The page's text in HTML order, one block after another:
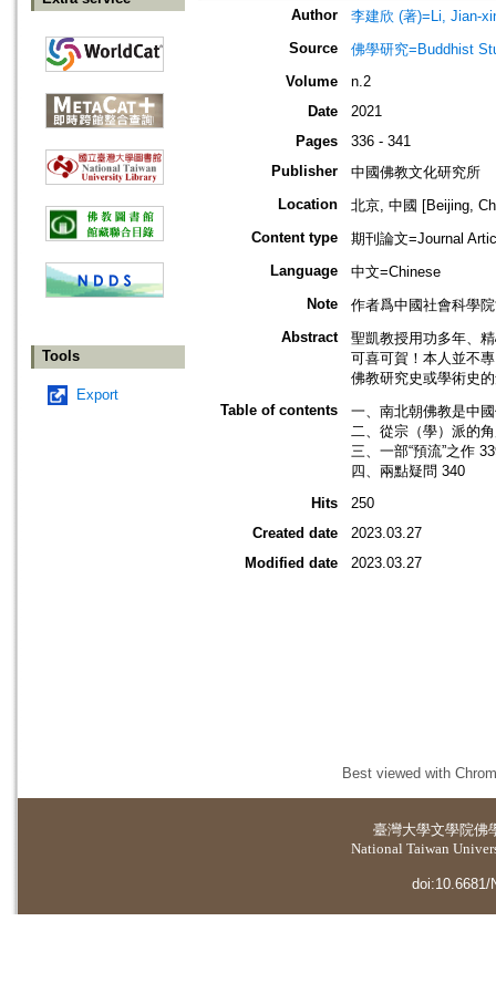
Tools
Export
Author
李建欣 (著)=Li, Jian-
Source
佛學研究=Buddhist
Volume
n.2
Date
2021
Pages
336 - 341
Publisher
中國佛教文化研究所
Location
北京, 中國 [Beijing,
Content type
期刊論文=Journal
Language
中文=Chinese
Note
作者爲中國社會科學
Abstract
聖凱教授用功多年、
可喜可賀！本人並不
佛教研究史或學術史
Table of contents
一、南北朝佛教是中
二、從宗（學）派的
三、一部“預流”之作
四、兩點疑問 340
Hits
250
Created date
2023.03.27
Modified date
2023.03.27
Best viewed with
臺灣大學文學院佛
National Taiwan
doi:10.6681/